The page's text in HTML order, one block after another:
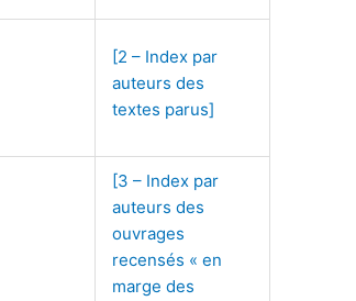
[2 – Index par
auteurs des
textes parus]
[3 – Index par
auteurs des
ouvrages
recensés « en
marge des